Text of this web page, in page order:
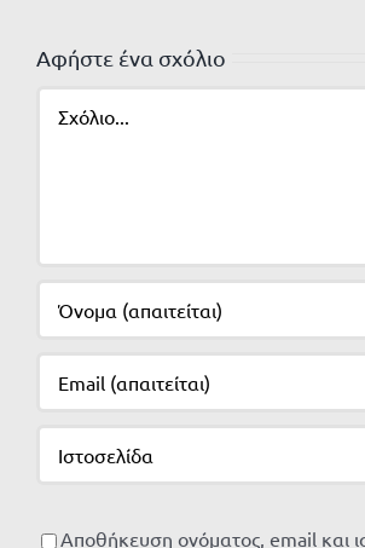
Αφήστε ένα σχόλιο
Αποθήκευση ονόματος, email και